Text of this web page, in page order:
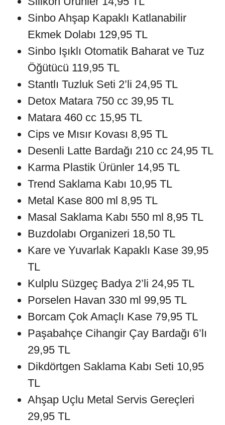
Sinbo Ahşap Kapaklı Katlanabilir
Ekmek Dolabı 129,95 TL
Sinbo Işıklı Otomatik Baharat ve Tuz
Öğütücü 119,95 TL
Stantlı Tuzluk Seti 2’li 24,95 TL
Detox Matara 750 cc 39,95 TL
Matara 460 cc 15,95 TL
Cips ve Mısır Kovası 8,95 TL
Desenli Latte Bardağı 210 cc 24,95 TL
Karma Plastik Ürünler 14,95 TL
Trend Saklama Kabı 10,95 TL
Metal Kase 800 ml 8,95 TL
Masal Saklama Kabı 550 ml 8,95 TL
Buzdolabı Organizeri 18,50 TL
Kare ve Yuvarlak Kapaklı Kase 39,95
TL
Kulplu Süzgeç Badya 2’li 24,95 TL
Porselen Havan 330 ml 99,95 TL
Borcam Çok Amaçlı Kase 79,95 TL
Paşabahçe Cihangir Çay Bardağı 6’lı
29,95 TL
Dikdörtgen Saklama Kabı Seti 10,95
TL
Ahşap Uçlu Metal Servis Gereçleri
29,95 TL